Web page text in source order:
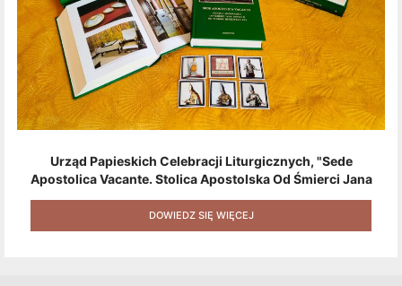
Urząd Papieskich Celebracji Liturgicznych, "Sede
Apostolica Vacante. Stolica Apostolska Od Śmierci Jana
Pawła II Do Wyboru Benedykta XVI" [2020] + Zestaw 6
Naklejek + Książka Niespodzianka + Kod Rabatowy Na
Kolejne Zakupy
DOWIEDZ SIĘ WIĘCEJ